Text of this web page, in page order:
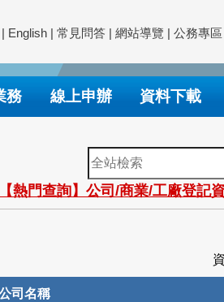
| English | 常見問答 | 網站導覽 | 公務專區
務 線上申辦 資料下載
全
站
檢
索
【熱門查詢】公司/商業/工廠登記
司名稱